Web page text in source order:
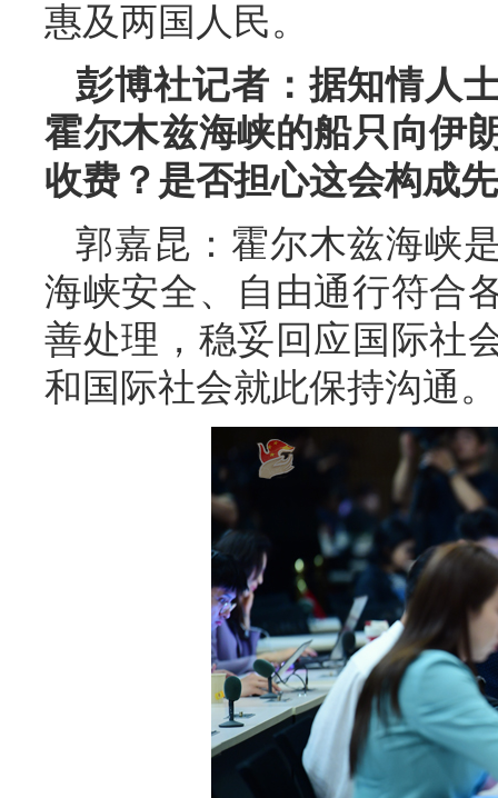
惠及两国人民。
彭博社记者：据知情人
霍尔木兹海峡的船只向伊
收费？是否担心这会构成
郭嘉昆：霍尔木兹海峡
海峡安全、自由通行符合
善处理，稳妥回应国际社
和国际社会就此保持沟通。